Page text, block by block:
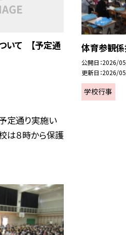
いて 【予定通
定通り実施い
は８時から保護
体育参観
公開日 2026/
更新日 2026/
学校行事